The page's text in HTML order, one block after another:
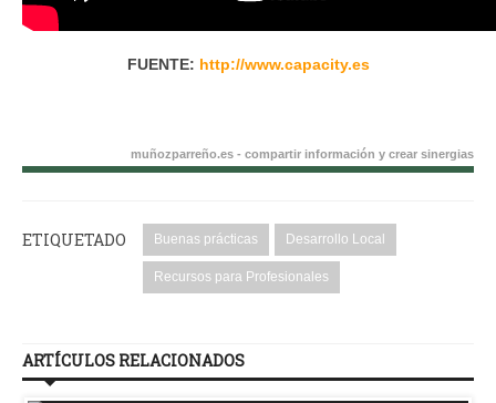
FUENTE: http://www.capacity.es
muñozparreño.es - compartir información y crear sinergias
ETIQUETADO Buenas prácticas Desarrollo Local
Recursos para Profesionales
ARTÍCULOS RELACIONADOS